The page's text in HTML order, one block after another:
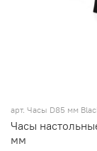
арт. Часы D85 мм
Часы
мм